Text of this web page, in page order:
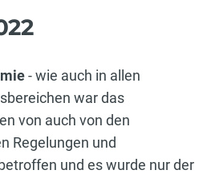
- wie auch in allen
war das
von auch von den
Regelungen und
und es wurde nur der